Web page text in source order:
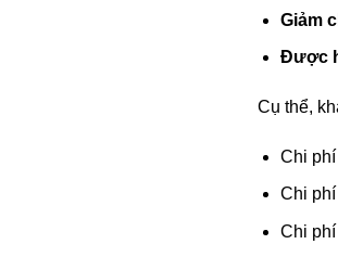
Giảm
Được
Cụ thể,
Chi
Chi
Chi